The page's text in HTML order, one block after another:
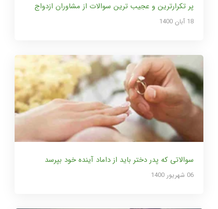
پر تکرارترین و عجیب ترین سوالات از مشاوران ازدواج
18 آبان 1400
سوالاتی که پدر دختر باید از داماد آینده خود بپرسد
06 شهریور 1400